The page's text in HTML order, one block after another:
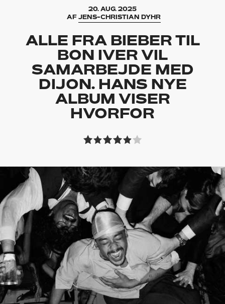
20. AUG. 2025
AF JENS-CHRISTIAN DYHR
ALLE FRA BIEBER TIL
BON IVER VIL
SAMARBEJDE MED
DIJON. HANS NYE
ALBUM VISER
HVORFOR